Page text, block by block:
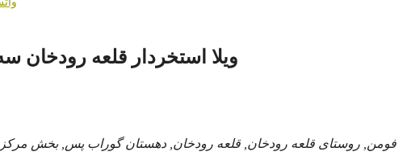
ویلا استخردار قلعه رودخان سه
فومن, روستای قلعه رودخان, قلعه رودخان, دهستان گوراب پس, بخش